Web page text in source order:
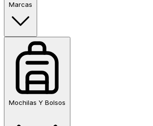
Marcas
Mochilas Y Bolsos